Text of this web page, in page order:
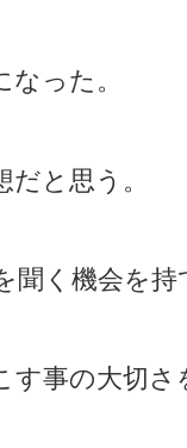
なった。
だと思う。
聞く機会を
す事の大切さ